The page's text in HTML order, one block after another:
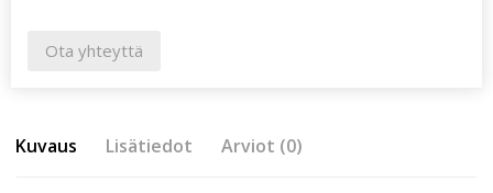
Ota yhteyttä
Kuvaus Lisätiedot Arviot (0)